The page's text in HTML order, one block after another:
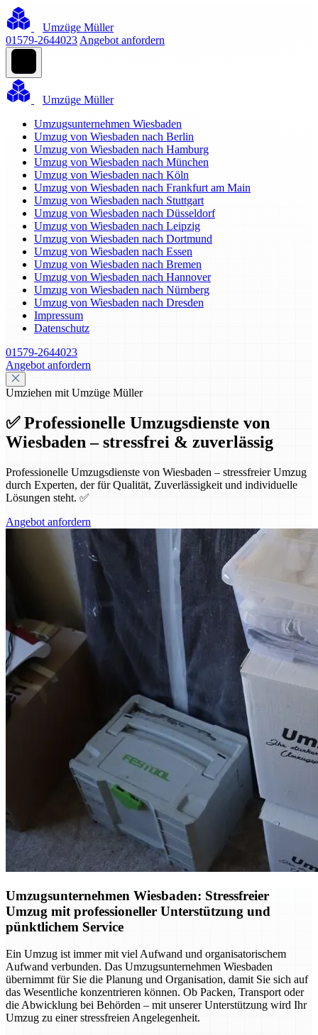
Umzüge Müller
01579-2644023 Angebot anfordern
Umzüge Müller
Umzugsunternehmen Wiesbaden
Umzug von Wiesbaden nach Berlin
Umzug von Wiesbaden nach Hamburg
Umzug von Wiesbaden nach München
Umzug von Wiesbaden nach Köln
Umzug von Wiesbaden nach Frankfurt am Main
Umzug von Wiesbaden nach Stuttgart
Umzug von Wiesbaden nach Düsseldorf
Umzug von Wiesbaden nach Leipzig
Umzug von Wiesbaden nach Dortmund
Umzug von Wiesbaden nach Essen
Umzug von Wiesbaden nach Bremen
Umzug von Wiesbaden nach Hannover
Umzug von Wiesbaden nach Nürnberg
Umzug von Wiesbaden nach Dresden
Impressum
Datenschutz
01579-2644023
Angebot anfordern
Umziehen mit Umzüge Müller
✅ Professionelle Umzugsdienste von
Wiesbaden – stressfrei & zuverlässig
Professionelle Umzugsdienste von Wiesbaden – stressfreier Umzug
durch Experten, der für Qualität, Zuverlässigkeit und individuelle
Lösungen steht. ✅
Angebot anfordern
Umzugsunternehmen Wiesbaden: Stressfreier
Umzug mit professioneller Unterstützung und
pünktlichem Service
Ein Umzug ist immer mit viel Aufwand und organisatorischem
Aufwand verbunden. Das Umzugsunternehmen Wiesbaden
übernimmt für Sie die Planung und Organisation, damit Sie sich auf
das Wesentliche konzentrieren können. Ob Packen, Transport oder
die Abwicklung bei Behörden – mit unserer Unterstützung wird Ihr
Umzug zu einer stressfreien Angelegenheit.